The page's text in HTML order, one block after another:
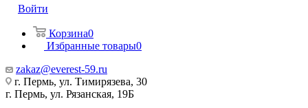
Войти
Корзина0
Избранные товары0
zakaz@everest-59.ru
г. Пермь, ул. Тимирязева, 30
г. Пермь, ул. Рязанская, 19Б